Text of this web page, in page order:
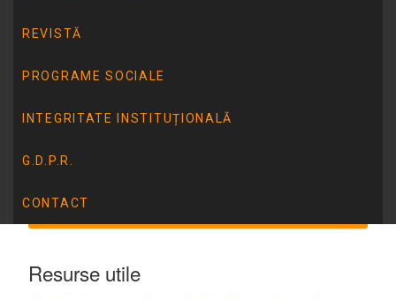
REVISTĂ
PROGRAME SOCIALE
INTEGRITATE INSTITUȚIONALĂ
G.D.P.R.
CONTACT
Resurse utile